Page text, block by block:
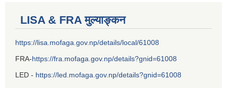
LISA & FRA मुल्याङ्कन
https://lisa.mofaga.gov.np/details/local/61008
FRA-https://fra.mofaga.gov.np/details?gnid=61008
LED - https://led.mofaga.gov.np/details?gnid=61008